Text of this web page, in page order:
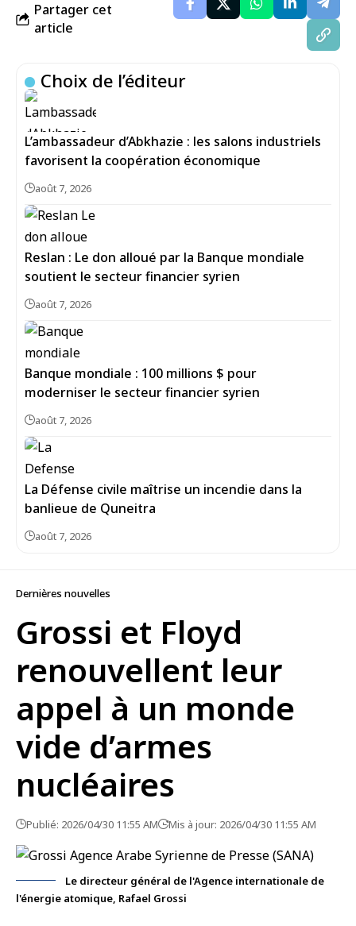
Partager cet
article
Choix de l’éditeur
L’ambassadeur d’Abkhazie : les salons industriels
favorisent la coopération économique
août 7, 2026
Reslan : Le don alloué par la Banque mondiale
soutient le secteur financier syrien
août 7, 2026
Banque mondiale : 100 millions $ pour
moderniser le secteur financier syrien
août 7, 2026
La Défense civile maîtrise un incendie dans la
banlieue de Quneitra
août 7, 2026
Dernières nouvelles
Grossi et Floyd
renouvellent leur
appel à un monde
vide d’armes
nucléaires
Publié: 2026/04/30 11:55 AM Mis à jour: 2026/04/30 11:55 AM
Le directeur général de l'Agence internationale de
l'énergie atomique, Rafael Grossi